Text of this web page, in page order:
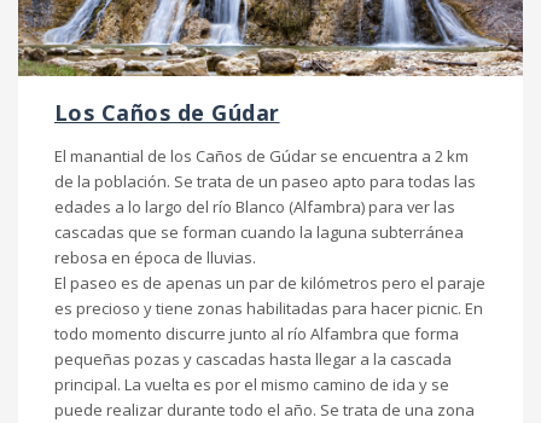
Los Caños de Gúdar
El manantial de los Caños de Gúdar se encuentra a 2 km
de la población. Se trata de un paseo apto para todas las
edades a lo largo del río Blanco (Alfambra) para ver las
cascadas que se forman cuando la laguna subterránea
rebosa en época de lluvias.
El paseo es de apenas un par de kilómetros pero el paraje
es precioso y tiene zonas habilitadas para hacer picnic. En
todo momento discurre junto al río Alfambra que forma
pequeñas pozas y cascadas hasta llegar a la cascada
principal. La vuelta es por el mismo camino de ida y se
puede realizar durante todo el año. Se trata de una zona